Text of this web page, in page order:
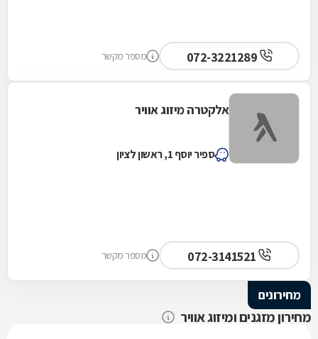
מספר מקשר
אלקטרה מיזוג אוויר
ספיר יוסף 1, ראשון לציון
מספר מקשר
מחירונים
מחירון מזגנים ומיזוג אוויר